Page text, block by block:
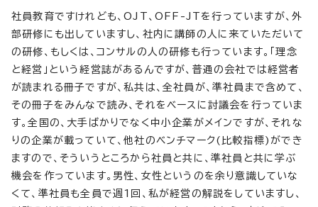
社員教育ですけれども、OJT、OFF-JTを行っていますが、外
部研修にも出していますし、社内に講師の人に来ていただいて
の研修、もしくは、コンサルの人の研修も行っています。「理念
と経営」という経営誌があるんですが、普通の会社では経営者
が読まれる冊子ですが、私共は、全社員が、準社員まで含めて、
その冊子をみんなで読み、それをベースに討議会を行っていま
す。全国の、大手ばかりでなく中小企業がメインですが、それな
りの企業が載っていて、他社のベンチマーク(比較指標)ができ
ますので、そういうところから社員と共に、準社員と共に学ぶ
機会を作っています。男性、女性というのを余り意識していな
くて、準社員も全員で週1回、私が経営の解説をしていますし、